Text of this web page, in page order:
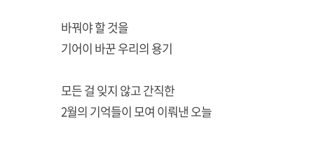
바꿔야 할 것을
기어이 바꾼 우리의 용기
모든 걸 잊지 않고 간직한
2월의 기억들이 모여 이뤄낸 오늘